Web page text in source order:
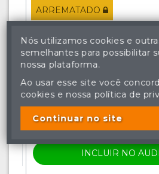
ARREMATADO
Visitas
1539
VER
INCLUIR NO
Nós utilizamos cookies e
semelhantes para possibilitar
nossa plataforma.
Ao usar esse site você
cookies e nossa política de
Continuar no site